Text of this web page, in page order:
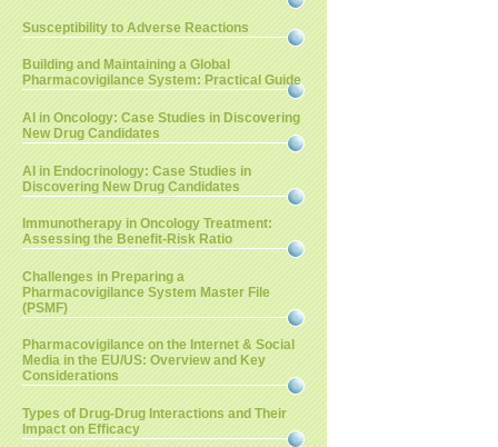
Susceptibility to Adverse Reactions
Building and Maintaining a Global
Pharmacovigilance System: Practical Guide
AI in Oncology: Case Studies in Discovering
New Drug Candidates
AI in Endocrinology: Case Studies in
Discovering New Drug Candidates
Immunotherapy in Oncology Treatment:
Assessing the Benefit-Risk Ratio
Challenges in Preparing a
Pharmacovigilance System Master File
(PSMF)
Pharmacovigilance on the Internet & Social
Media in the EU/US: Overview and Key
Considerations
Types of Drug-Drug Interactions and Their
Impact on Efficacy